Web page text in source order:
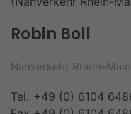
Robin Boll
Nahverkehr Rhein-Main
Tel. +49 (0) 6104